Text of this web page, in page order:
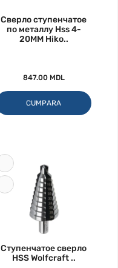
Сверло ступенчатое
по металлу Hss 4-
20MM Hiko..
847.00 MDL
CUMPARA
Ступенчатое сверло
HSS Wolfcraft ..